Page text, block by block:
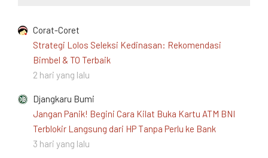
Corat-Coret
Strategi Lolos Seleksi Kedinasan: Rekomendasi
Bimbel & TO Terbaik
2 hari yang lalu
Djangkaru Bumi
Jangan Panik! Begini Cara Kilat Buka Kartu ATM BNI
Terblokir Langsung dari HP Tanpa Perlu ke Bank
3 hari yang lalu